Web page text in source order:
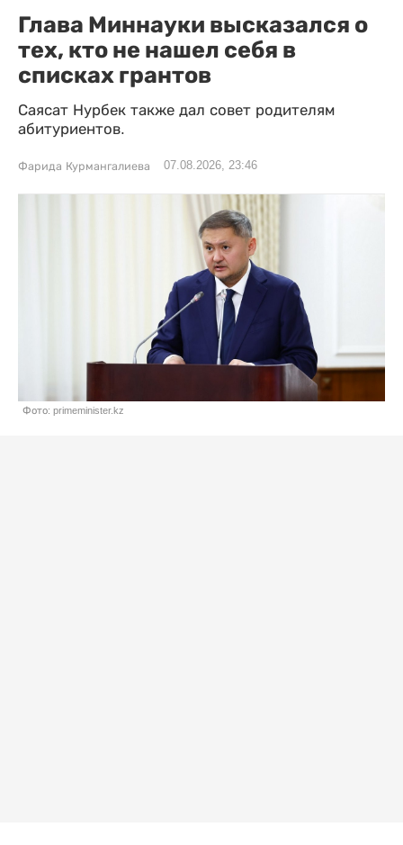
Глава Миннауки высказался о
тех, кто не нашел себя в
списках грантов
Саясат Нурбек также дал совет родителям
абитуриентов.
Фарида Курмангалиева 07.08.2026, 23:46
Фото: primeminister.kz